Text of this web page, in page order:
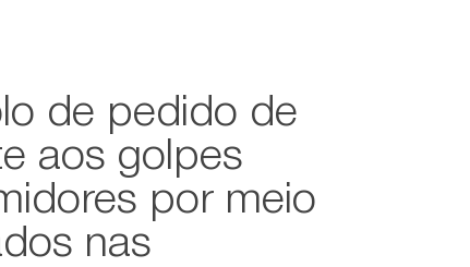
de pedido de
aos golpes
por meio
nas